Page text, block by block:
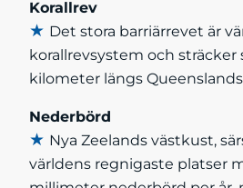
Korallrev
★ Det stora barriärrevet är
korallrevsystem och sträcker
kilometer längs
Nederbörd
★ Nya Zeelands västkust,
världens regnigaste platser